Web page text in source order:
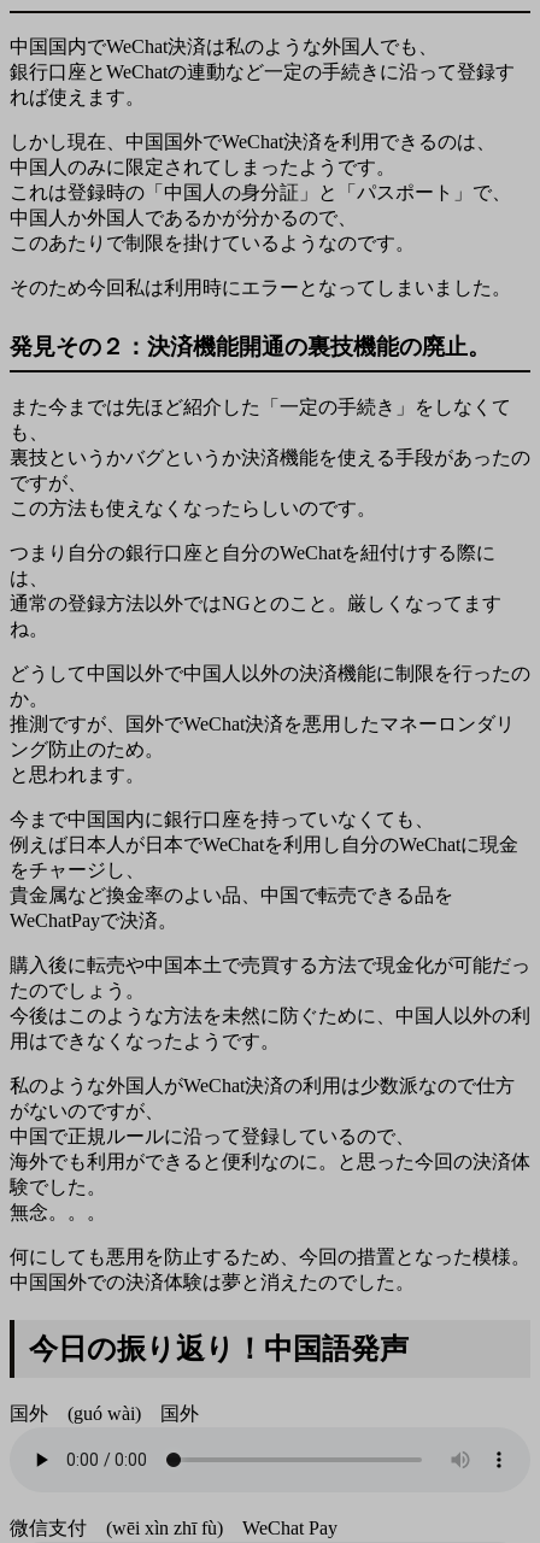
中国国内でWeChat決済は私のような外国人でも、
銀行口座とWeChatの連動など一定の手続きに沿って登録す
れば使えます。
しかし現在、中国国外でWeChat決済を利用できるのは、
中国人のみに限定されてしまったようです。
これは登録時の「中国人の身分証」と「パスポート」で、
中国人か外国人であるかが分かるので、
このあたりで制限を掛けているようなのです。
そのため今回私は利用時にエラーとなってしまいました。
発見その２：決済機能開通の裏技機能の廃止。
また今までは先ほど紹介した「一定の手続き」をしなくて
も、
裏技というかバグというか決済機能を使える手段があったの
ですが、
この方法も使えなくなったらしいのです。
つまり自分の銀行口座と自分のWeChatを紐付けする際に
は、
通常の登録方法以外ではNGとのこと。厳しくなってます
ね。
どうして中国以外で中国人以外の決済機能に制限を行ったの
か。
推測ですが、国外でWeChat決済を悪用したマネーロンダリ
ング防止のため。
と思われます。
今まで中国国内に銀行口座を持っていなくても、
例えば日本人が日本でWeChatを利用し自分のWeChatに現金
をチャージし、
貴金属など換金率のよい品、中国で転売できる品を
WeChatPayで決済。
購入後に転売や中国本土で売買する方法で現金化が可能だっ
たのでしょう。
今後はこのような方法を未然に防ぐために、中国人以外の利
用はできなくなったようです。
私のような外国人がWeChat決済の利用は少数派なので仕方
がないのですが、
中国で正規ルールに沿って登録しているので、
海外でも利用ができると便利なのに。と思った今回の決済体
験でした。
無念。。。
何にしても悪用を防止するため、今回の措置となった模様。
中国国外での決済体験は夢と消えたのでした。
今日の振り返り！中国語発声
国外 (guó wài) 国外
微信支付 (wēi xìn zhī fù) WeChat Pay